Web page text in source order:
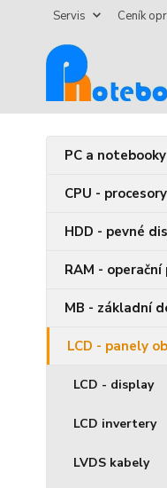
Servis Ceník
PC a notebooky
CPU - procesory
HDD - pevné
RAM -
MB - základní
LCD - panely
LCD - display
LCD invertery
LVDS kabely